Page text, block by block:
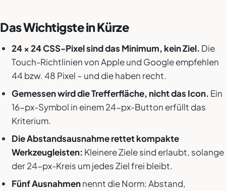
Das Wichtigste in Kürze
24 × 24 CSS-Pixel sind das Minimum, kein Ziel. Die
Touch-Richtlinien von Apple und Google empfehlen
44 bzw. 48 Pixel – und die haben recht.
Gemessen wird die Trefferfläche, nicht das Icon. Ein
16-px-Symbol in einem 24-px-Button erfüllt das
Kriterium.
Die Abstandsausnahme rettet kompakte
Werkzeugleisten: Kleinere Ziele sind erlaubt, solange
der 24-px-Kreis um jedes Ziel frei bleibt.
Fünf Ausnahmennennt die Norm: Abstand,